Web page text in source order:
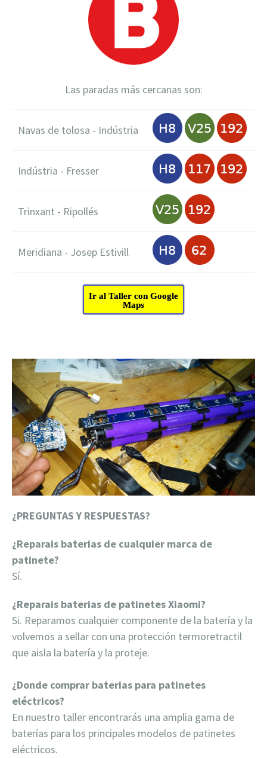
Las paradas más cercanas son:
Navas de tolosa - Indústria
Indústria - Fresser
Trinxant - Ripollés
Meridiana - Josep Estivill
Ir al Taller con Google
Maps
¿PREGUNTAS Y RESPUESTAS?
¿Reparais baterias de cualquier marca de
patinete?
Sí.
¿Reparais baterias de patinetes Xiaomi?
Si. Reparamos cualquier componente de la batería y la
volvemos a sellar con una protección termoretractil
que aisla la batería y la proteje.
¿Donde comprar baterias para patinetes
eléctricos?
En nuestro taller encontrarás una amplia gama de
baterías para los principales modelos de patinetes
eléctricos.